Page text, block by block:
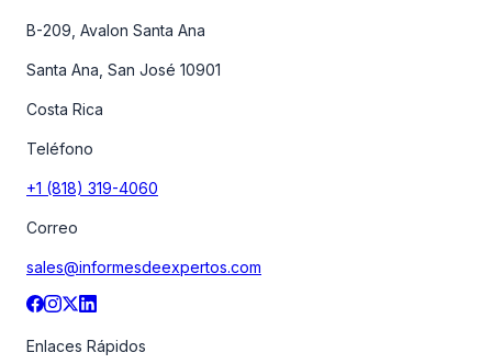
B-209, Avalon Santa Ana
Santa Ana, San José 10901
Costa Rica
Teléfono
+1 (818) 319-4060
Correo
sales@informesdeexpertos.com
Enlaces Rápidos